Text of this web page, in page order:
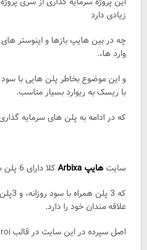
زیادی دارد
چه در بین هایپ بازها و اینوستر
وارد ها،.
و این موضوع بخاطر پلن هایی با سود
با ریسک به ریوارد بسیار مناسب.
که در ادامه به پلن های سرمایه
سایتهایپArbixa کلا دارای 6 پلن سرمایه گذاری ست،
علاقه مندان خود را دارد.
اصل سپرده در این سایت در قالب roi پرداخت می‌شود.